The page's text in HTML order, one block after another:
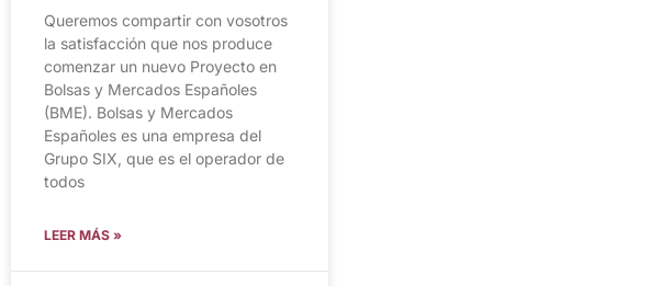
Queremos compartir con vosotros
la satisfacción que nos produce
comenzar un nuevo Proyecto en
Bolsas y Mercados Españoles
(BME). Bolsas y Mercados
Españoles es una empresa del
Grupo SIX, que es el operador de
todos
LEER MÁS »